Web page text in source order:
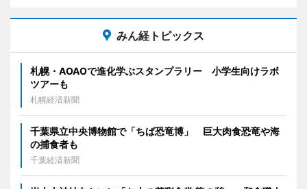
みん経トピックス
札幌・AOAOで進化学ぶスタンプラリー 小学生向けラボ
ツアーも
札幌経済新聞
千葉県立中央博物館で「ちば恐竜博」 巨大肉食恐竜や海
の捕食者も
千葉経済新聞